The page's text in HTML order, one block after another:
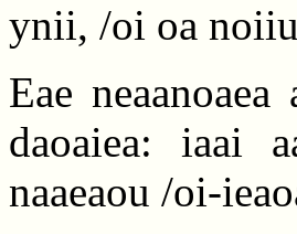
ynii, /oi oa
Eae
daoaiea: iaai
naaeaou /oi-